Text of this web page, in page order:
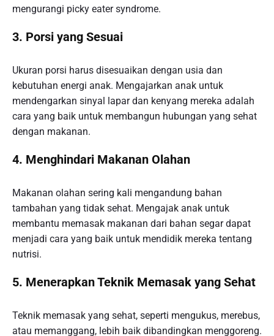
mengurangi picky eater syndrome.
3. Porsi yang Sesuai
Ukuran porsi harus disesuaikan dengan usia dan
kebutuhan energi anak. Mengajarkan anak untuk
mendengarkan sinyal lapar dan kenyang mereka adalah
cara yang baik untuk membangun hubungan yang sehat
dengan makanan.
4. Menghindari Makanan Olahan
Makanan olahan sering kali mengandung bahan
tambahan yang tidak sehat. Mengajak anak untuk
membantu memasak makanan dari bahan segar dapat
menjadi cara yang baik untuk mendidik mereka tentang
nutrisi.
5. Menerapkan Teknik Memasak yang Sehat
Teknik memasak yang sehat, seperti mengukus, merebus,
atau memanggang, lebih baik dibandingkan menggoreng.